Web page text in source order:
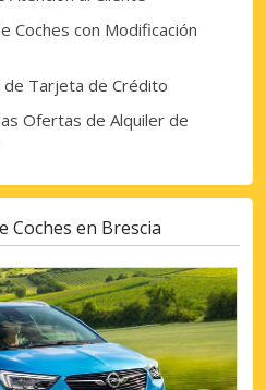
Coches con Modificación
de Tarjeta de Crédito
Ofertas de Alquiler de
Coches en Brescia